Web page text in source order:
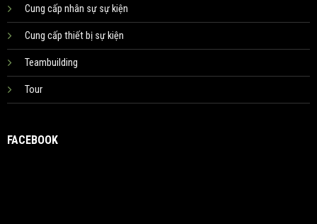
Cung cấp nhân sự sự kiện
Cung cấp thiết bị sự kiện
Teambuilding
Tour
FACEBOOK